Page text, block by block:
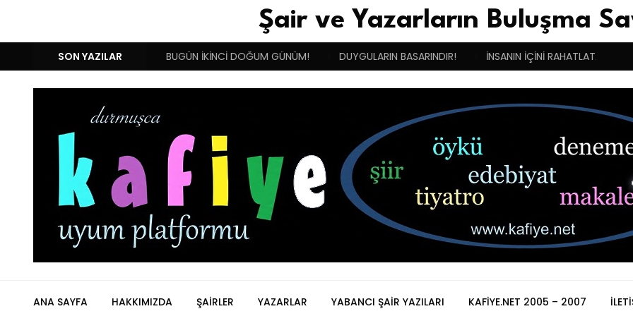
Şair ve Yazarların Buluşma
SON YAZILAR
YUNANISTAN !!! BENIM BUGÜN İKİNCİ DOĞUM GÜNÜM! DUYGULARIN BASARINDIR! İNSANIN İÇİNİ RAHATLATAN MELEK
ANA SAYFA HAKKIMIZDA ŞAIRLER YAZARLAR YABANCI ŞAIR YAZILARI KAFIYE.NET 2005 – 2007